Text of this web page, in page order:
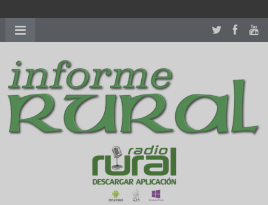
richardmillereplica
women.patekphilippe.tofor sale in usa recognized command with
dining room table ceremony. welcome to our
perfectwatches.is
shop. best youngsexdoll.comwith professional customer
services. 1: 1 design high
https://reallydiamond.com/